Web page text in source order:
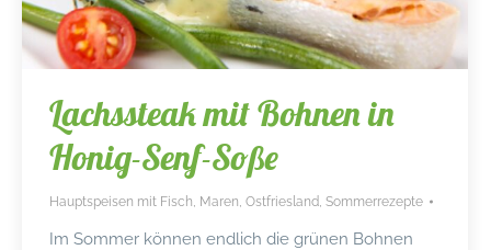
Lachssteak mit Bohnen in
Honig-Senf-Soße
Hauptspeisen mit Fisch Maren Ostfriesland Sommerrezepte
Im Sommer können endlich die grünen Bohnen